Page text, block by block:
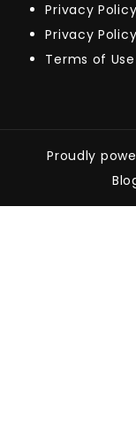
Privacy Policy
Privacy Policy
Terms of Use
Proudly